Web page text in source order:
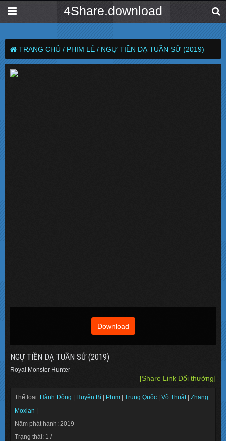
4Share.download
TRANG CHỦ / PHIM LẺ / NGỰ TIỀN DẠ TUẦN SỬ (2019)
Download
NGỰ TIỀN DẠ TUẦN SỬ (2019)
Royal Monster Hunter
[Share Link Đổi thưởng]
Thể loại: Hành Động Huyền Bí Phim Trung Quốc Võ Thuật Zhang
Moxian
Năm phát hành: 2019
Trạng thái: 1 /